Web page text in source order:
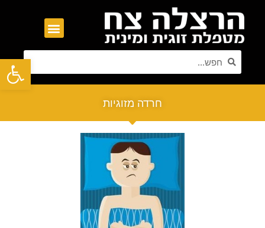
פתח סרגל נגישות
חרדה מזוגיות